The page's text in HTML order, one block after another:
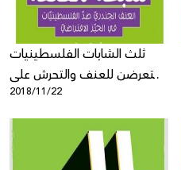
ثلث الشابات الفلسطينيات
يتعرضن للعنف والتحرش على
2018/11/22